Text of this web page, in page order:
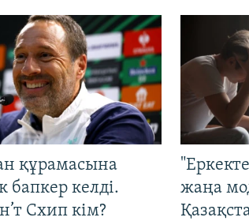
құрамасына
бапкер келді.
Схип кім?
жаңа